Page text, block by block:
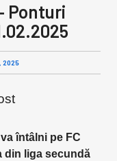
Ponturi
2025
întâlni pe FC
din liga secundă